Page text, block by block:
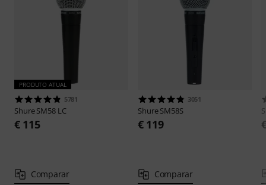
PRODUTO ATUAL
5781
ShureSM58 LC
€ 115
Comparar
3051
ShureSM58S
€ 119
Comparar